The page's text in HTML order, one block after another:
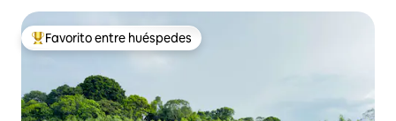
De los mejores en Favorito entre huéspedes
Favorito entre huéspedes